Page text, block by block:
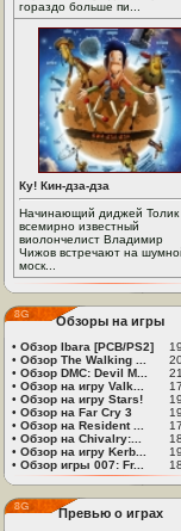
гораздо больше пи...
Ку! Кин-дза-дза
Начинающий диджей Толик
всемирно известный
виолончелист Владимир
Чижов встречают на
моск...
Обзоры на игры
• Обзор Ibara [PCB/PS2]
• Обзор The Walking ...
• Обзор DMC: Devil M...
• Обзор на игру Valk...
• Обзор на игру Stars!
• Обзор на Far Cry 3
• Обзор на Resident ...
• Обзор на Chivalry:...
• Обзор на игру Kerb...
• Обзор игры 007: Fr...
Превью о играх